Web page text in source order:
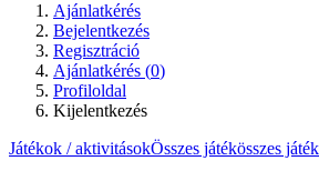
Ajánlatkérés
Bejelentkezés
Regisztráció
Ajánlatkérés (0)
Profiloldal
Kijelentkezés
Játékok / aktivitásokÖsszes játékösszes